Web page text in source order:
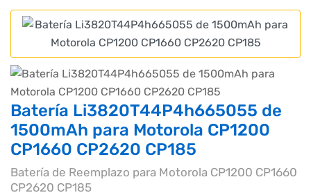
Batería Li3820T44P4h665055 de
1500mAh para Motorola CP1200
CP1660 CP2620 CP185
Batería de Reemplazo para Motorola CP1200 CP1660
CP2620 CP185